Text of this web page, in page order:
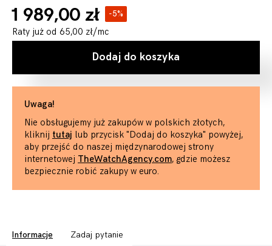
1 989,00 zł -5%
Raty już od 65,00 zł/mc
Dodaj do koszyka
Uwaga!
Nie obsługujemy już zakupów w polskich złotych,
kliknij tutaj lub przycisk "Dodaj do koszyka" powyżej,
aby przejść do naszej międzynarodowej strony
internetowej TheWatchAgency.com, gdzie możesz
bezpiecznie robić zakupy w euro.
Informacje Zadaj pytanie